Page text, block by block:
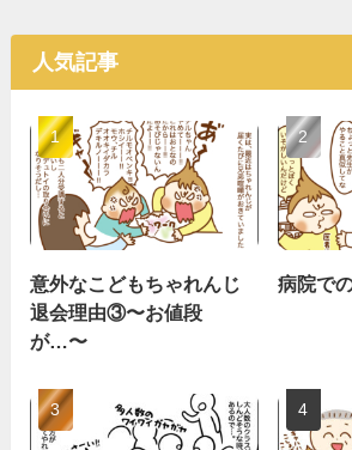
人気記事
意外なこどもちゃれんじ
退会理由③〜お値段
が…〜
病院で